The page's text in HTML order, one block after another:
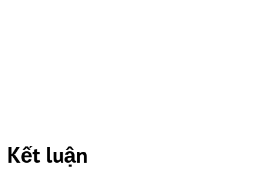
Kết luận